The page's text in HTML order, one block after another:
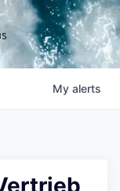
My alerts